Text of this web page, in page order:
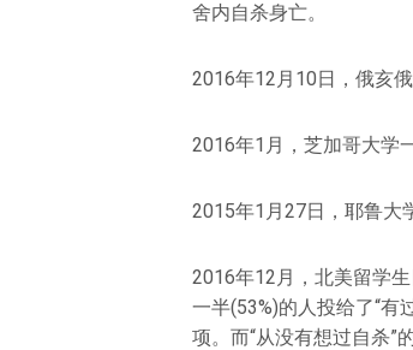
舍内自杀身亡。
2016年12月10日，俄亥
2016年1月，芝加哥大学
2015年1月27日，耶鲁大
2016年12月，北美留学
一半(53%)的人投给了“有
项。而“从没有想过自杀”